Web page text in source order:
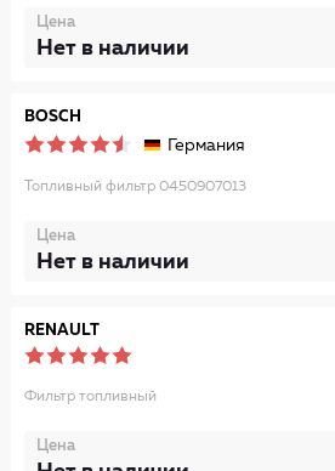
Цена
Нет в наличии
BOSCH
Германия
Топливный фильтр 0450907013
Цена
Нет в наличии
RENAULT
Фильтр топливный
Цена